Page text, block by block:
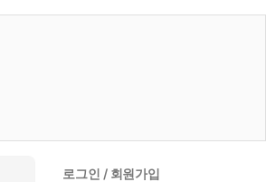
로그인 / 회원가입